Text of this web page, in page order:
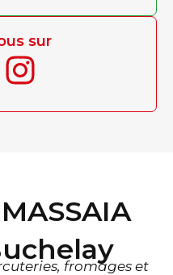
sur
fromages et